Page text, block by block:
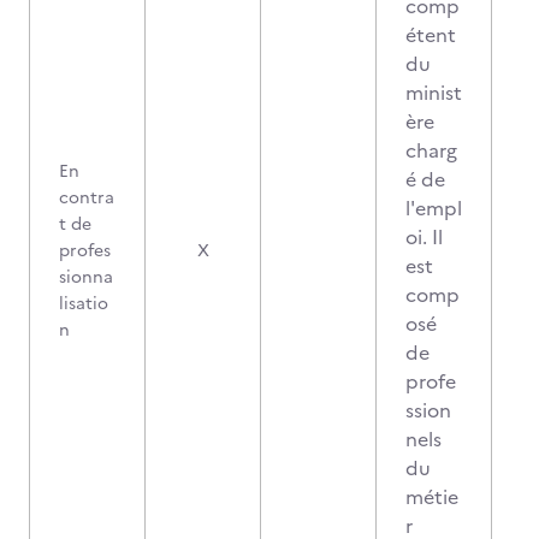
En
contra
t de
profes
sionna
lisatio
n
X
comp
étent
du
minist
ère
charg
é de
l'empl
oi. Il
est
comp
osé
de
profe
ssion
nels
du
métie
r